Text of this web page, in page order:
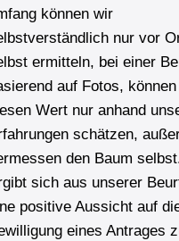
können wir
nur vor
ermitteln, bei einer
auf Fotos,
Wert nur anhand
schätzen,
den Baum
sich aus unserer
positive Aussicht auf
eines Antrages